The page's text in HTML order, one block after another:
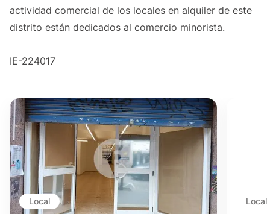
actividad comercial de los locales en alquiler de este
distrito están dedicados al comercio minorista.
IE-224017
Local Local